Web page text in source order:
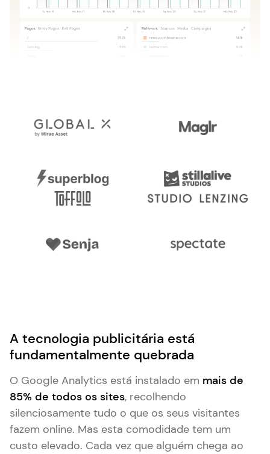
A tecnologia publicitária está
fundamentalmente quebrada
O Google Analytics está instalado em mais de
85% de todos os sites, recolhendo
silenciosamente tudo o que os seus visitantes
fazem online. Mas esta comodidade tem um
custo elevado. Cada vez que alguém chega ao